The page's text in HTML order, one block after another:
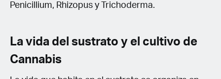
Penicillium, Rhizopus y Trichoderma.
La vida del sustrato y el cultivo de
Cannabis